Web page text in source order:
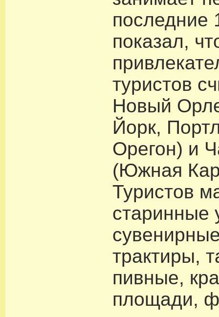
последние
показал,
туристов
Новый
Йорк,
Орегон) и
(Южная
Туристов
старинные
трактиры,
пивные,
площади,